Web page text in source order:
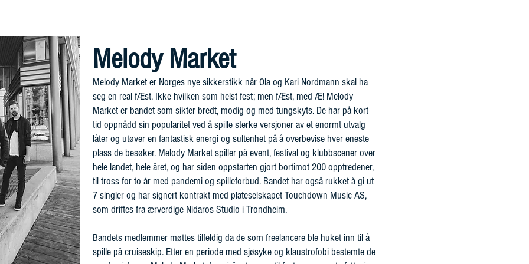
Melody Market
Melody Market er Norges nye sikkerstikk når Ola og Kari Nordmann skal ha
seg en real fÆst. Ikke hvilken som helst fest; men fÆst, med Æ! Melody
Market er bandet som sikter bredt, modig og med tungskyts. De har på kort
tid oppnådd sin popularitet ved å spille sterke versjoner av et enormt utvalg
låter og utøver en fantastisk energi og sultenhet på å overbevise hver eneste
plass de besøker. Melody Market spiller på event, festival og klubbscener over
hele landet, hele året, og har siden oppstarten gjort bortimot 200 opptredener,
til tross for to år med pandemi og spilleforbud. Bandet har også rukket å gi ut
7 singler og har signert kontrakt med plateselskapet Touchdown Music AS,
som driftes fra ærverdige Nidaros Studio i Trondheim.
Bandets medlemmer møttes tilfeldig da de som freelancere ble huket inn til å
spille på cruiseskip. Etter en periode med sjøsyke og klaustrofobi bestemte de